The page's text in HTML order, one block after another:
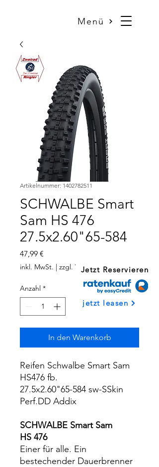
Menü
Artikelnummer: 1402782511
SCHWALBE Smart
Sam HS 476
27.5x2.60"65-584
47,99 €
inkl. MwSt. | zzgl. Versand
Anzahl *
In den Warenkorb
Reifen Schwalbe Smart Sam
HS476 fb.
27.5x2.60"65-584 sw-SSkin
Perf.DD Addix
SCHWALBE Smart Sam
HS 476
Einer für alle. Ein
bestechender Dauerbrenner
Jetzt Reservieren
jetzt leasen